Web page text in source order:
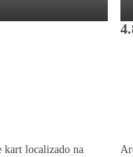
kart localizado na